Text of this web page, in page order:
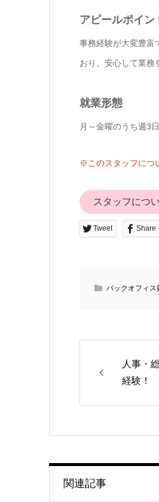
アピールポイン
事務経験が大変豊富
おり、安心して業務
就業形態
月～金曜のうち週3
※このスタッフにつ
スタッフにつ
Tweet Share
バックオフィス
人事・
経験！
関連記事